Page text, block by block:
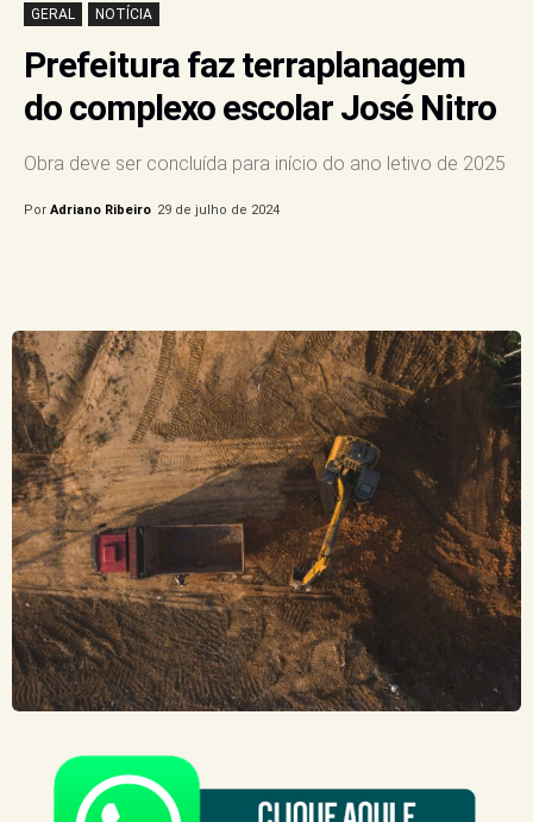
GERAL NOTÍCIA
Prefeitura faz terraplanagem
do complexo escolar José Nitro
Obra deve ser concluída para início do ano letivo de 2025
Por Adriano Ribeiro 29 de julho de 2024